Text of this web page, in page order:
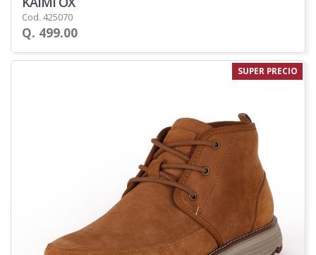
Cod. 425070
Q. 499.00
SUPER PRECIO